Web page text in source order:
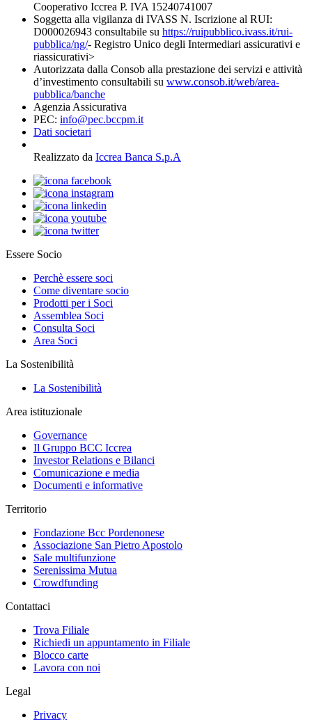
Cooperativo Iccrea P. IVA 15240741007
Soggetta alla vigilanza di IVASS N. Iscrizione al RUI:
D000026943 consultabile su https://ruipubblico.ivass.it/rui-
pubblica/ng/- Registro Unico degli Intermediari assicurativi e
riassicurativi>
Autorizzata dalla Consob alla prestazione dei servizi e attività
d’investimento consultabili su www.consob.it/web/area-
pubblica/banche
Agenzia Assicurativa
PEC: info@pec.bccpm.it
Dati societari
Realizzato da Iccrea Banca S.p.A
Essere Socio
Perchè essere soci
Come diventare socio
Prodotti per i Soci
Assemblea Soci
Consulta Soci
Area Soci
La Sostenibilità
La Sostenibilità
Area istituzionale
Governance
Il Gruppo BCC Iccrea
Investor Relations e Bilanci
Comunicazione e media
Documenti e informative
Territorio
Fondazione Bcc Pordenonese
Associazione San Pietro Apostolo
Sale multifunzione
Serenissima Mutua
Crowdfunding
Contattaci
Trova Filiale
Richiedi un appuntamento in Filiale
Blocco carte
Lavora con noi
Legal
Privacy